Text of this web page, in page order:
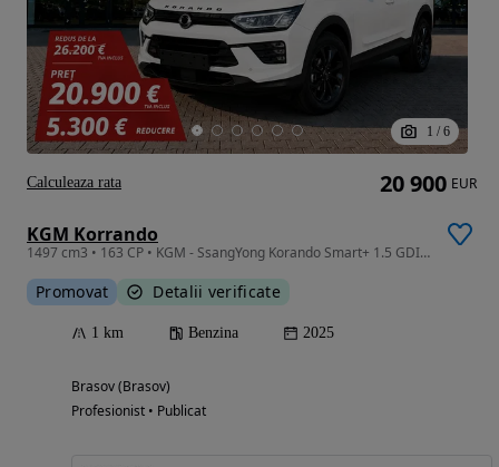
1 / 6
KGM Korrando
1497 cm3 • 163 CP • KGM - SsangYong Korando Smart+ 1.5 GDI-Turbo 163 CP Manual 6 Trepte
Promovat Detalii verificate
1 km Benzina 2025
Brasov (Brasov)
Profesionist • Publicat
20 900 EUR
Calculeaza rata